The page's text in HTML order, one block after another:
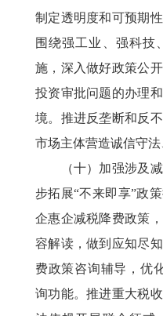
制定透明度和可预期
围绕强工业、强科技
施，深入做好政策公
投资审批问题的办理
境。推进反垄断和反
市场主体营造诚信守法
（十）加强涉及减
步拓展“不来即享”政
企惠企减税降费政策
容解读，做到应知尽
费政策咨询辅导，优
询功能。推进重大税